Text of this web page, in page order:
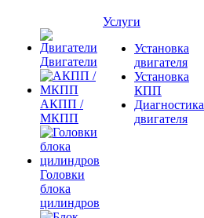
Двигатели
АКПП /
МКПП
Головки
блока
цилиндров
Услуги
Установка
двигателя
Установка
КПП
Диагностика
двигателя